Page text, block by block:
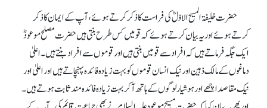
حضرت خلیفۃ المسیح الاوّلؓ کی فراست کا ذکر کرتے ہوئے، آپ کے ایمان کا ذکر
کرتے ہوئے اور یہ بیان کرتے ہوئے کہ قومیں کس طرح بنتی ہیں حضرت مصلح موعودؓ
ایک جگہ فرماتے ہیں کہ افراد سے قومیں بنتی ہیں اور قوموں سے افراد بنتے ہیں۔ اعلیٰ
دماغوں کے مالک ذہین اور نیک انسان قوموں کو بہت زیادہ فائدہ پہنچاتے ہیں اور اعلیٰ اور
نیک مقاصد اچھے اور ہوشیار لوگوں کے ہاتھ آکر بہت زیادہ فائدہ مند ثابت ہوتے ہیں۔